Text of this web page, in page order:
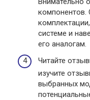
компонентов.
системе и
его аналогам.
Читайте
изучите
выбранных